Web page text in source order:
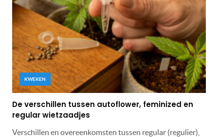
KWEKEN
De verschillen tussen autoflower, feminized en
regular wietzaadjes
Verschillen en overeenkomsten tussen regular (regulier),